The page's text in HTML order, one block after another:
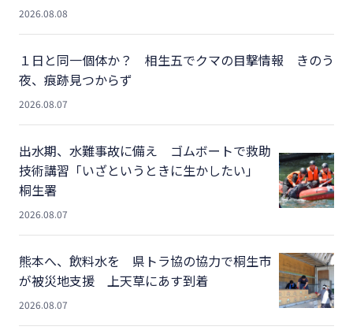
2026.08.08
１日と同一個体か？ 相生五でクマの目撃情報 きのう
夜、痕跡見つからず
2026.08.07
出水期、水難事故に備え ゴムボートで救助
技術講習「いざというときに生かしたい」
桐生署
2026.08.07
熊本へ、飲料水を 県トラ協の協力で桐生市
が被災地支援 上天草にあす到着
2026.08.07